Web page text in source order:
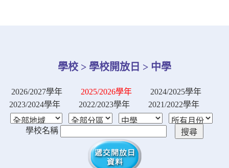
學校 > 學校開放日 > 中學
2026/2027學年 2025/2026學年
2024/2025學年
2023/2024學年
2022/2023學年 2021/2022學年
學校名稱